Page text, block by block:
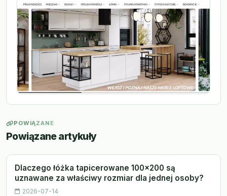
POWIĄZANE
Powiązane artykuły
Dlaczego łóżka tapicerowane 100x200 są
uznawane za właściwy rozmiar dla jednej osoby?
2026-07-14